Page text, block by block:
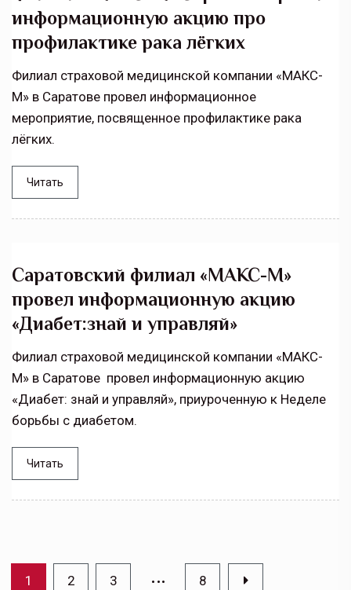
информационную акцию про
профилактике рака лёгких
Филиал страховой медицинской компании «МАКС-
М» в Саратове провел информационное
мероприятие, посвященное профилактике рака
лёгких.
Читать
Саратовский филиал «МАКС-М»
провел информационную акцию
«Диабет:знай и управляй»
Филиал страховой медицинской компании «МАКС-
М» в Саратове провел информационную акцию
«Диабет: знай и управляй», приуроченную к Неделе
борьбы с диабетом.
Читать
1 2 3 … 8